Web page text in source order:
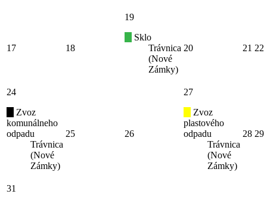
17 18
19
Sklo
Trávnica
(Nové
Zámky)
20 21 22
24
Zvoz
komunálneho
odpadu
Trávnica
(Nové
Zámky)
25 26
27
Zvoz
plastového
odpadu
Trávnica
(Nové
Zámky)
28 29
31